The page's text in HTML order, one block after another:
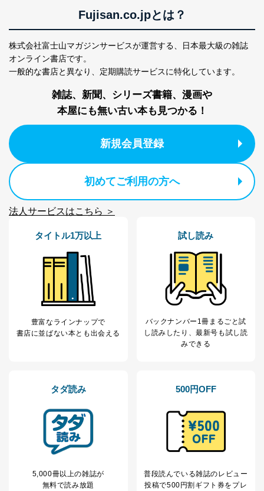
Fujisan.co.jpとは？
株式会社富士山マガジンサービスが運営する、
日本最大級の雑誌
オンライン書店です。
一般的な書店と異なり、 定期購読サービスに特化しています。
雑誌、新聞、シリーズ書籍、漫画や
本屋にも無い古い本も見つかる！
新規会員登録
初めてご利用の方へ
法人サービスはこちら ＞
タイトル1万以上
豊富なラインナップで
書店に並ばない本とも出会える
試し読み
バックナンバー1冊まるごと試
し読み したり、最新号も試し読
みできる
タダ読み
5,000冊以上の雑誌が
無料で読み放題
500円OFF
普段読んでいる雑誌のレビュー
投稿で500円割ギフト券をプレ